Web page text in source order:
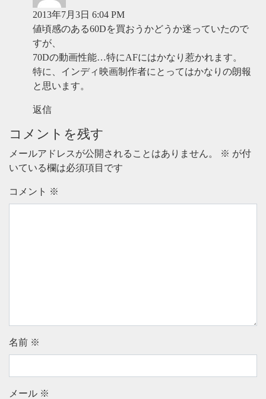
2013年7月3日 6:04 PM
値頃感のある60Dを買おうかどうか迷っていたので
すが、
70Dの動画性能…特にAFにはかなり惹かれます。
特に、インディ映画制作者にとってはかなりの朗報
と思います。
返信
コメントを残す
メールアドレスが公開されることはありません。 ※ が付
いている欄は必須項目です
コメント ※
名前 ※
メール ※